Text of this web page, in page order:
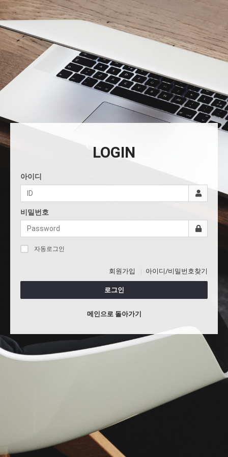
LOGIN
아이디
비밀번호
자동로그인
회원가입 아이디/비밀번호찾기
로그인
메인으로 돌아가기